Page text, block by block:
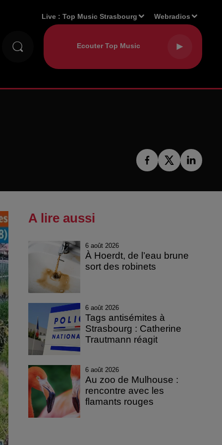
Live :Top Music Strasbourg Webradios
A lire aussi
6 août 2026
À Hoerdt, de l’eau brune
sort des robinets
6 août 2026
Tags antisémites à
Strasbourg : Catherine
Trautmann réagit
6 août 2026
Au zoo de Mulhouse :
rencontre avec les
flamants rouges